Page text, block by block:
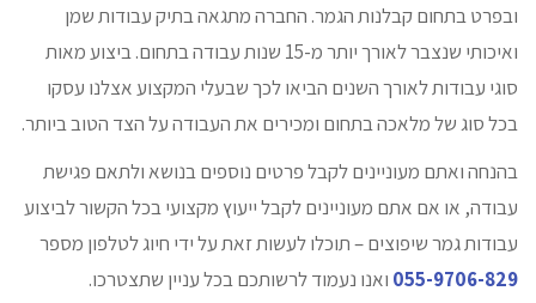
ובפרט בתחום קבלנות הגמר. החברה מתגאה בתיק עבודות שמן
ואיכותי שנצבר לאורך יותר מ-15 שנות עבודה בתחום. ביצוע מאות
סוגי עבודות לאורך השנים הביאו לכך שבעלי המקצוע אצלנו עסקו
בכל סוג של מלאכה בתחום ומכירים את העבודה על הצד הטוב ביותר.
בהנחה ואתם מעוניינים לקבל פרטים נוספים בנושא ולתאם פגישת
עבודה, או אם אתם מעוניינים לקבל ייעוץ מקצועי בכל הקשור לביצוע
עבודות גמר שיפוצים – תוכלו לעשות זאת על ידי חיוג לטלפון מספר
055-9706-829 ואנו נעמוד לרשותכם בכל עניין שתצטרכו.